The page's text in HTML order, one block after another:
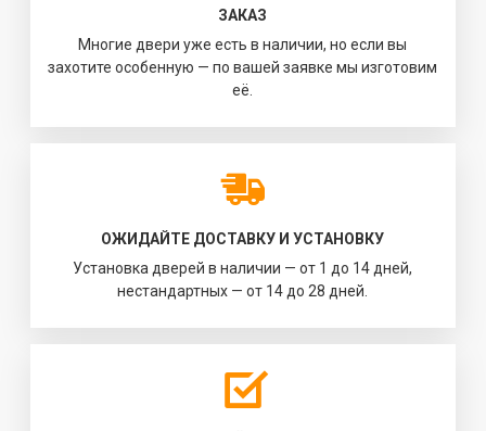
ЗАКАЗ
Многие двери уже есть в наличии, но если вы
захотите особенную — по вашей заявке мы изготовим
её.
ОЖИДАЙТЕ ДОСТАВКУ И УСТАНОВКУ
Установка дверей в наличии — от 1 до 14 дней,
нестандартных — от 14 до 28 дней.